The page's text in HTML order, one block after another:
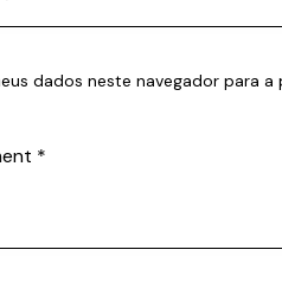
dados neste navegador para